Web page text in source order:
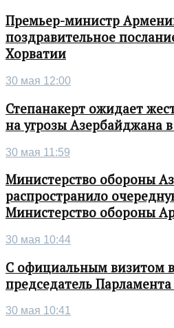
Премьер-министр
поздравительное
Хорватии
30 мая 12:00
Степанакерт ожидает
на угрозы Азербайджана
30 мая 11:59
Министерство обороны
распространило
Министерство обороны
30 мая 10:44
С официальным визитом
председатель
30 мая 10:41